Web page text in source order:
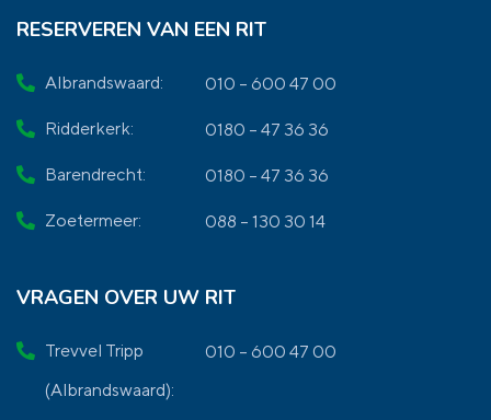
RESERVEREN VAN EEN RIT
Albrandswaard: 010 – 600 47 00
Ridderkerk: 0180 – 47 36 36
Barendrecht: 0180 – 47 36 36
Zoetermeer: 088 – 130 30 14
VRAGEN OVER UW RIT
Trevvel Tripp
(Albrandswaard):
010 – 600 47 00